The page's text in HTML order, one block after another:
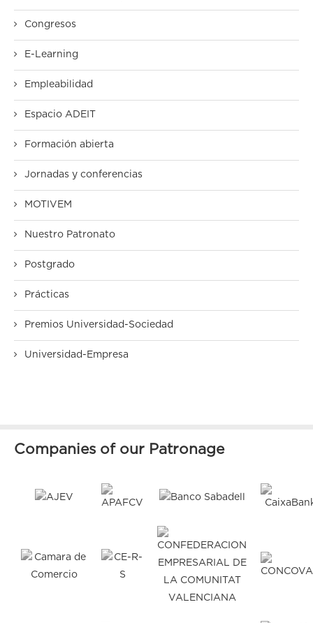
Congresos
E-Learning
Empleabilidad
Espacio ADEIT
Formación abierta
Jornadas y conferencias
MOTIVEM
Nuestro Patronato
Postgrado
Prácticas
Premios Universidad-Sociedad
Universidad-Empresa
Companies of our Patronage